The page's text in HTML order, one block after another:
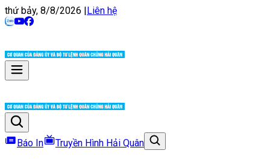
thứ bảy, 8/8/2026 |Liên hệ
Báo In Truyền Hình Hải Quân